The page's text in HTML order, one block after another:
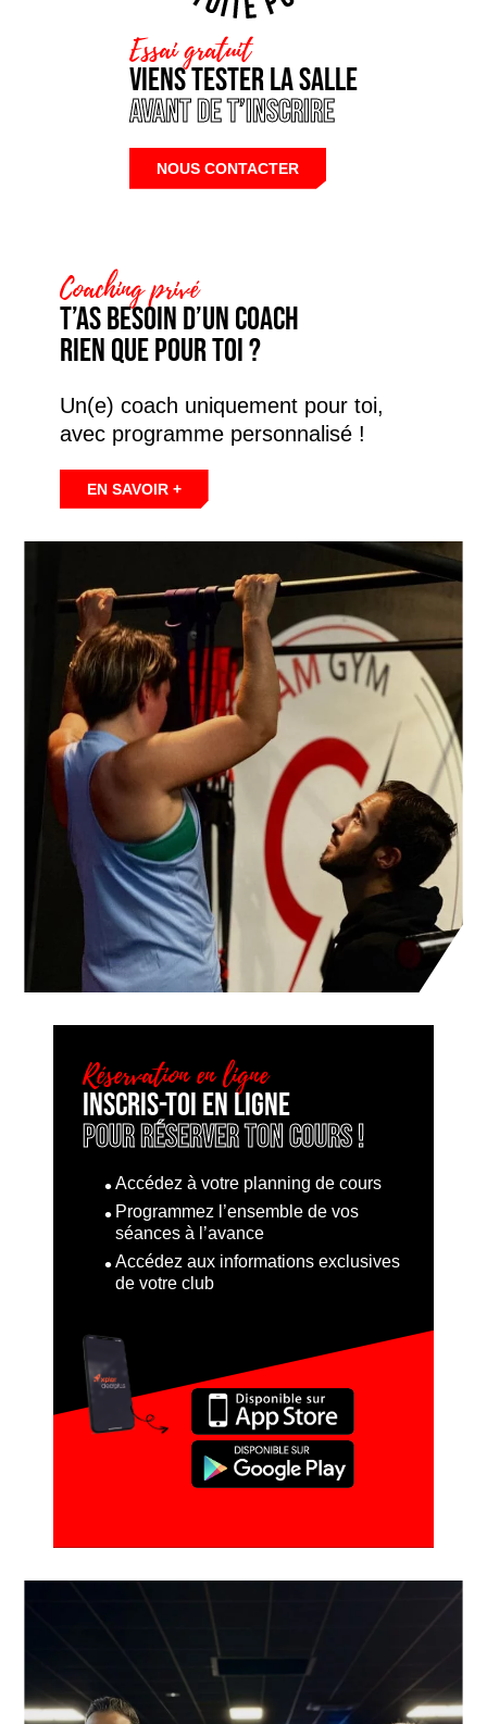
Essai gratuit
Viens tester la salle
avant de t’inscrire
NOUS CONTACTER
Coaching privé
T’as besoin d’un coach
rien que pour toi ?
Un(e) coach uniquement pour toi,
avec programme personnalisé !
EN SAVOIR +
Réservation en ligne
Inscris-toi en ligne
pour réserver ton cours !
Accédez à votre planning de cours
Programmez l’ensemble de vos
séances à l’avance
Accédez aux informations exclusives
de votre club